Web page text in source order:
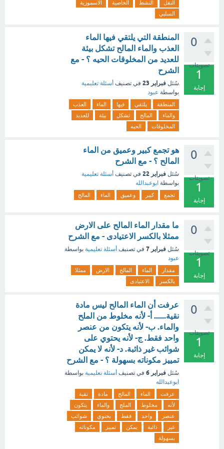
النقل النشط الخاصية
الاسموزية
السلبي
0
تصويتات
1
إجابة
المنطقة التي يلتقي فيها الماء
العذب والماء المالح تشكل بيئة
للعديد من المخلوقات الحيه ؟ - مع
الشرح
سُئل فبراير 23 في تصنيف أسئلة تعليمية
بواسطة عبود
المنطقة يلتقي فيها الماء
العذب
والماء
المالح تشكل بيئة
للعديد
المخلوقات
الحيه
0
تصويتات
1
إجابة
هو تجمع كبير وعميق من الماء
المالح ؟ - مع الشرح
سُئل فبراير 22 في تصنيف أسئلة تعليمية
بواسطة ابوعبدالله
تجمع كبير وعميق الماء المالح
0
تصويتات
1
إجابة
ما مقدار الماء المالح على الارض
ممثلا بالكسر الاعتيادى - مع الشرح
سُئل فبراير 7 في تصنيف أسئلة تعليمية بواسطة
عبود
مقدار الماء المالح الارض
ممثلا
بالكسر
الاعتيادى
0
تصويتات
1
إجابة
عرفت أن الماء المالح ليس مادة
نقية...... أ- لأنه مخلوط من الملح
والماء. ب- لأنه يتكون من عنصر
واحد فقط. ج- لأنه يحتوي على
شوائب غير ذائبة. د- لأنه لا يمكن
تمييز مكوناته بسهولة ؟ - مع الشرح
سُئل فبراير 6 في تصنيف أسئلة تعليمية بواسطة
ابوعبدالله
عرفت الماء المالح مادة
نقية
لأنه
مخلوط الملح والماء
يتكون
عنصر
واحد فقط يحتوي
شوائب
غير
ذائبة يمكن تمييز
مكوناته
بسهولة